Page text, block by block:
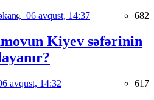
06 avqust, 14:37 682
Kiyev səfərinin
avqust, 14:32 617